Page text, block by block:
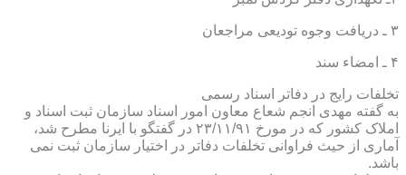
۳ ـ دریافت وجوه تودیعی مراجعان
۴ ـ امضاء سند
تخلفات رایج در دفاتر اسناد رسمی
به گفته مهدی انجم شعاع معاون امور اسناد سازمان ثبت اسناد و
املاک کشور که در مورخ ۲۳/۱۱/۹۱ در گفتگو با ایرنا مطرح شد،
آماری از حیث فراوانی تخلفات دفاتر در اختیار سازمان ثبت نمی
باشد.